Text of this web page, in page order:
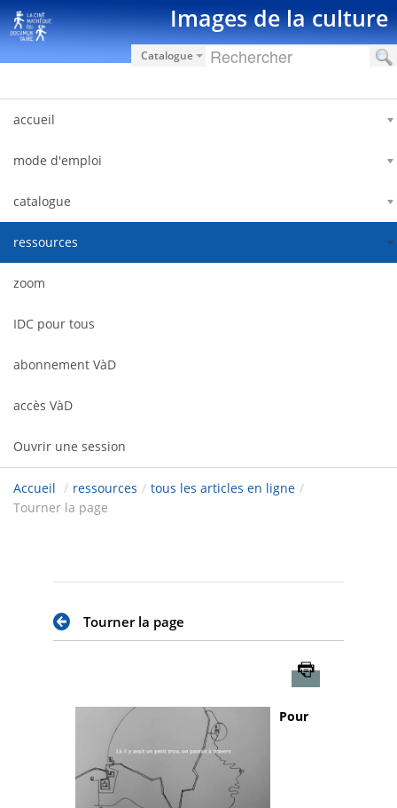
Saut au contenu Images de la culture
Catalogue
accueil
mode d'emploi
catalogue
ressources
zoom
IDC pour tous
abonnement VàD
accès VàD
Ouvrir une session
Accueil / ressources / tous les articles en ligne /
Tourner la page
Tourner la page
Pour